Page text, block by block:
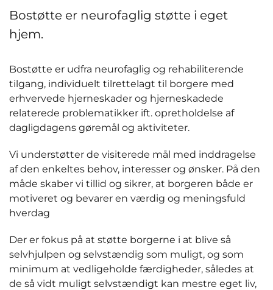
Bostøtte er neurofaglig støtte i eget
hjem.
Bostøtte er udfra neurofaglig og rehabiliterende
tilgang, individuelt tilrettelagt til borgere med
erhvervede hjerneskader og hjerneskadede
relaterede problematikker ift. opretholdelse af
dagligdagens gøremål og aktiviteter.
Vi understøtter de visiterede mål med inddragelse
af den enkeltes behov, interesser og ønsker. På den
måde skaber vi tillid og sikrer, at borgeren både er
motiveret og bevarer en værdig og meningsfuld
hverdag
Der er fokus på at støtte borgerne i at blive så
selvhjulpen og selvstændig som muligt, og som
minimum at vedligeholde færdigheder, således at
de så vidt muligt selvstændigt kan mestre eget liv,